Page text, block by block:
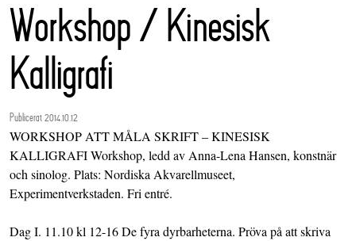
Workshop / Kinesisk
Kalligrafi
Publicerat 2014.10.12
WORKSHOP ATT MÅLA SKRIFT – KINESISK
KALLIGRAFI Workshop, ledd av Anna-Lena Hansen, konstnär
och sinolog. Plats: Nordiska Akvarellmuseet,
Experimentverkstaden. Fri entré.
Dag I. 11.10 kl 12-16 De fyra dyrbarheterna. Pröva på att skriva